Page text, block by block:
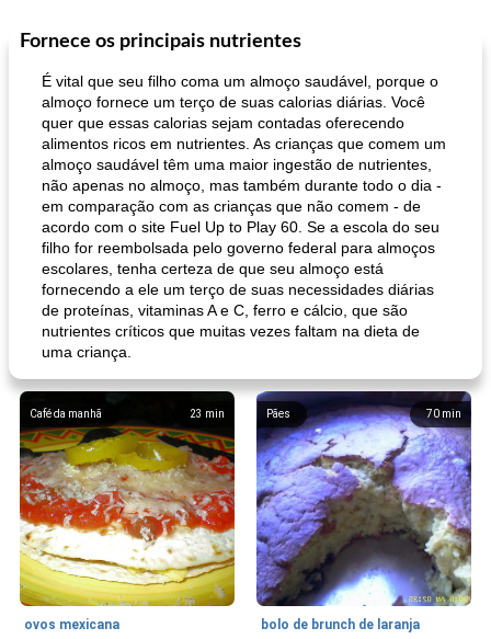
Fornece os principais nutrientes
É vital que seu filho coma um almoço saudável, porque o
almoço fornece um terço de suas calorias diárias. Você
quer que essas calorias sejam contadas oferecendo
alimentos ricos em nutrientes. As crianças que comem um
almoço saudável têm uma maior ingestão de nutrientes,
não apenas no almoço, mas também durante todo o dia -
em comparação com as crianças que não comem - de
acordo com o site Fuel Up to Play 60. Se a escola do seu
filho for reembolsada pelo governo federal para almoços
escolares, tenha certeza de que seu almoço está
fornecendo a ele um terço de suas necessidades diárias
de proteínas, vitaminas A e C, ferro e cálcio, que são
nutrientes críticos que muitas vezes faltam na dieta de
uma criança.
23 min
Café da manhã
ovos mexicana
70 min
Pães
bolo de brunch de laranja